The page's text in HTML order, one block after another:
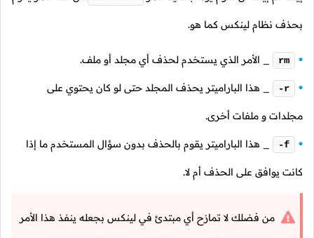
بحذف نظام لينكس كما هو.
rm _ الأمر الذي يستخدم لحذف أي مجلد أو ملف.
-r _ هذا الباراميتر يحذف المجلد حتى لو كان يحتوي على
مجلدات و ملفات أخرى.
-f _ هذا الباراميتر يقوم بالحذف بدون سؤال المستخدم ما إذا
كانت يوافق على الحذف أم لا.
من فضلك لا تمازح أي مبتدئ في لينكس بجعله ينفذ هذا الأمر